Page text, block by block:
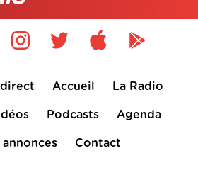
Accueil La Radio
Podcasts Agenda
Contact